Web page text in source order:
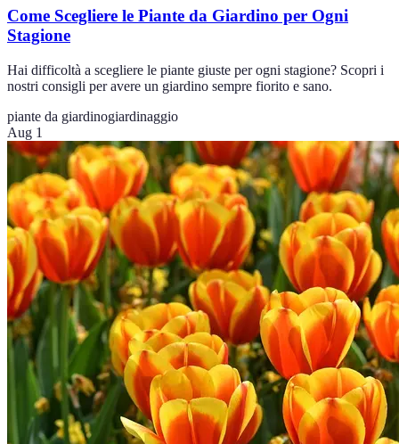
Come Scegliere le Piante da Giardino per Ogni
Stagione
Hai difficoltà a scegliere le piante giuste per ogni stagione? Scopri i
nostri consigli per avere un giardino sempre fiorito e sano.
piante da giardinogiardinaggio
Aug 1